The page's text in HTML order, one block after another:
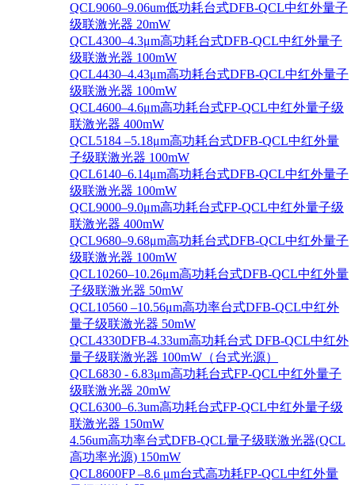
QCL9060–9.06um低功耗台式DFB-QCL中红外量子
级联激光器 20mW
QCL4300–4.3μm高功耗台式DFB-QCL中红外量子
级联激光器 100mW
QCL4430–4.43μm高功耗台式DFB-QCL中红外量子
级联激光器 100mW
QCL4600–4.6μm高功耗台式FP-QCL中红外量子级
联激光器 400mW
QCL5184 –5.18μm高功耗台式DFB-QCL中红外量
子级联激光器 100mW
QCL6140–6.14μm高功耗台式DFB-QCL中红外量子
级联激光器 100mW
QCL9000–9.0μm高功耗台式FP-QCL中红外量子级
联激光器 400mW
QCL9680–9.68μm高功耗台式DFB-QCL中红外量子
级联激光器 100mW
QCL10260–10.26μm高功耗台式DFB-QCL中红外量
子级联激光器 50mW
QCL10560 –10.56μm高功率台式DFB-QCL中红外
量子级联激光器 50mW
QCL4330DFB-4.33um高功耗台式 DFB-QCL中红外
量子级联激光器 100mW（台式光源）
QCL6830 - 6.83μm高功耗台式FP-QCL中红外量子
级联激光器 20mW
QCL6300–6.3um高功耗台式FP-QCL中红外量子级
联激光器 150mW
4.56um高功率台式DFB-QCL量子级联激光器(QCL
高功率光源) 150mW
QCL8600FP –8.6 μm台式高功耗FP-QCL中红外量